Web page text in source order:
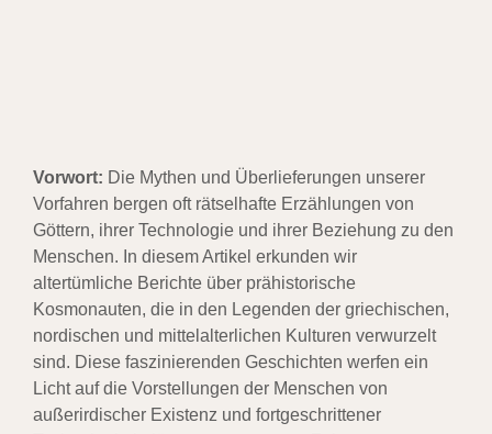
Vorwort: Die Mythen und Überlieferungen unserer
Vorfahren bergen oft rätselhafte Erzählungen von
Göttern, ihrer Technologie und ihrer Beziehung zu den
Menschen. In diesem Artikel erkunden wir
altertümliche Berichte über prähistorische
Kosmonauten, die in den Legenden der griechischen,
nordischen und mittelalterlichen Kulturen verwurzelt
sind. Diese faszinierenden Geschichten werfen ein
Licht auf die Vorstellungen der Menschen von
außerirdischer Existenz und fortgeschrittener